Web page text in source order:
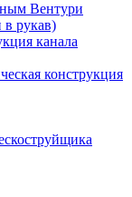
Вентури
в рукав)
канала
конструкция